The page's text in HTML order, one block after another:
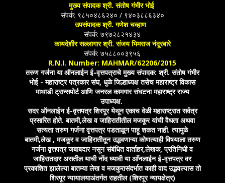
मुख्य संपादक श्री. संतोष गंभीर भोई
संपर्क: ९८५०४८६२४० / ९४०३८८६३४०
उपसंपादक श्री. गणेश चव्हाण
संपर्क: ७९७२८२१४३४
कायदेशीर सल्लागार श्री. संजय भिमराज नंदूरबारे
संपर्क: ७५८८००३९५६
R.N.I. Number: MAHMAR/62206/2015
तरुण गर्जना या ऑनलाईन ई-वृत्तपत्राचे मुख्य संपादक: श्री. संतोष गंभीर
भोई - महाराष्ट्र पत्रकार संघ, धुळे जिल्हाध्यक्ष तसेच महाराष्ट्र विकास
माथाडी ट्रान्सपोर्ट आणि जनरल कामगार संघटना महाराष्ट्र राज्य
उपाध्यक्ष.
सदर ऑनलाईन ई-वृत्तपत्र शिरपूर येथून एकाच वेळी महाराष्ट्रात सर्वत्र
प्रसारित होते. बातमी,लेख व जाहिरातीतील मजकूर यांची वैधता अथवा
सत्यता तरुण गर्जना वृत्तपत्र पडताळून पाहू शकत नाही. त्यामुळे
बातमी,लेख , मजकूर व जाहिरातीतून उद्भवणाऱ्या कोणत्याही विषयाला तरुण
गर्जना वृत्तपत्र जबाबदार नसून संबंधित वार्ताहर,लेखक, प्रतिनिधी व
जाहिरातदार असतील याची नोंद घ्यावी या आँनलाईन ई-वृत्तपत्र वर
प्रकाशित झालेल्या बातम्या लेख व मजकुरासंदर्भात काही वाद उद्भवल्यास तो
शिरपूर न्यायालयाअंतर्गत राहतील (शिरपूर न्यायक्षेत्र)